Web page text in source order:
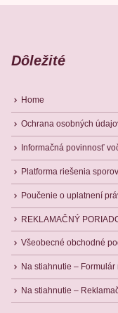
Dôležité
Home
Ochrana osobných
Informačná povinnosť
Platforma riešenia sporov
Poučenie o uplatnení
REKLAMAČNÝ
Všeobecné obchodné
Na stiahnutie –
Na stiahnutie –